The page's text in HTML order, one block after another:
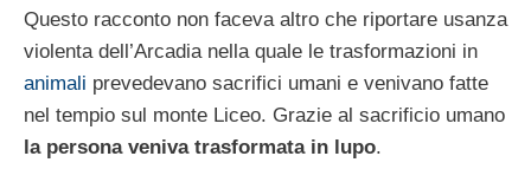
Questo racconto non faceva altro che riportare usanza
violenta dell’Arcadia nella quale le trasformazioni in
animali prevedevano sacrifici umani e venivano fatte
nel tempio sul monte Liceo. Grazie al sacrificio umano
la persona veniva trasformata in lupo.